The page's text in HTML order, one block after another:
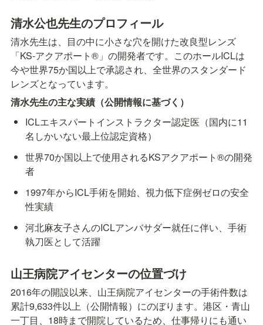
清水公也先生のプロフィール
清水先生は、目の中に小さな穴を開けた改良型レンズ
「KS-アクアポート®」の開発者です。このホールICLは
今や世界75か国以上で承認され、全世界のスタンダード
レンズとなっています。
清水先生の主な実績（公開情報に基づく）
ICLエキスパートインストラクター認定医（国内に11
名しかいない最上位認定資格）
世界70か国以上で使用されるKSアクアポート®の開発
者
1997年からICL手術を開始、視力低下症例ゼロの安全
性実績
河北麻友子さんのICLアンバサダー就任に伴い、手術
執刀医として活躍
山王病院アイセンターの位置づけ
2016年の開設以来、山王病院アイセンターの手術件数は
累計9,633件以上（公開情報）にのぼります。港区・青山
一丁目、18時まで開院しているため、仕事帰りにも通い